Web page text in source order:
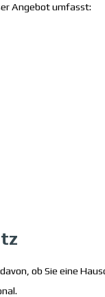
Angebot umfasst:
ob Sie eine